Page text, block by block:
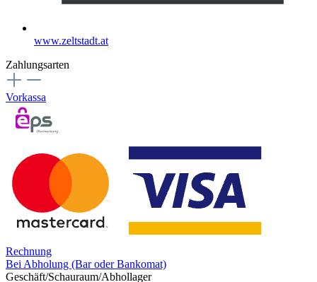
www.zeltstadt.at
Zahlungsarten
Vorkassa
Rechnung
Bei Abholung (Bar oder Bankomat)
Geschäft/Schauraum/Abhollager